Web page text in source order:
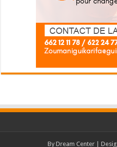
By Dream Center|